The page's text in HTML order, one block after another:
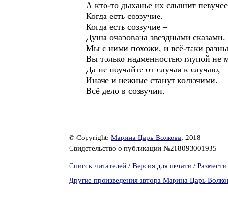
А кто-то дыханье их слышит
Когда есть созвучие.
Когда есть созвучие –
Душа очарована звёздными сказами.
Мы с ними похожи, и всё-таки
Вы только надменностью глупой не
Да не поучайте от случая к случаю,
Иначе и нежные станут колючими.
Всё дело в созвучии.
© Copyright: Марина Царь Волкова, 2018
Свидетельство о публикации №218093001935
Список читателей / Версия для печати /
Другие произведения автора Марина Царь